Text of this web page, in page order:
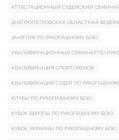
АТТЕСТАЦИОННЫЙ СУДЕЙСКИЙ
ДНЕПРОПЕТРОВСКАЯ ОБЛАСТНАЯ
ЗАНЯТИЯ ПО РУКОПАШНОМУ БОЮ
КВАЛИФИКАЦИОННЫЙ СЕМИНАР ПО
КВАЛИФИКАЦИЯ СПОРТСМЕНОВ
КВАЛИФИКАЦИЯ СУДЕЙ ПО
КЛУБЫ ПО РУКОПАШНОМУ БОЮ
КУБОК ЕВРОПЫ ПО РУКОПАШНОМУ БОЮ
КУБОК УКРАИНЫ ПО РУКОПАШНОМУ БОЮ